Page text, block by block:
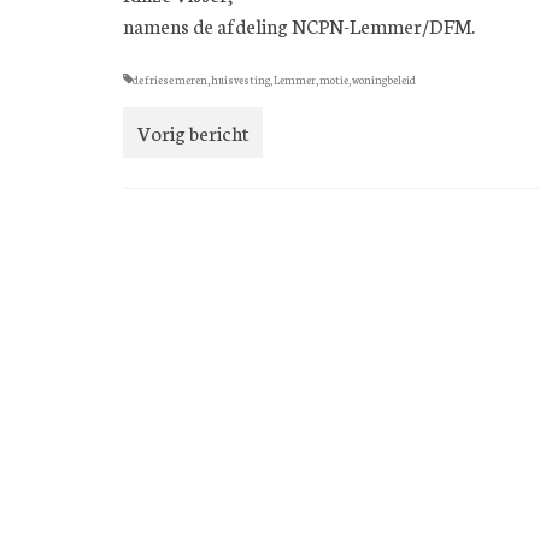
namens de afdeling NCPN-Lemmer/DFM.
de friese meren huisvesting Lemmer motie woningbeleid
Vorig bericht